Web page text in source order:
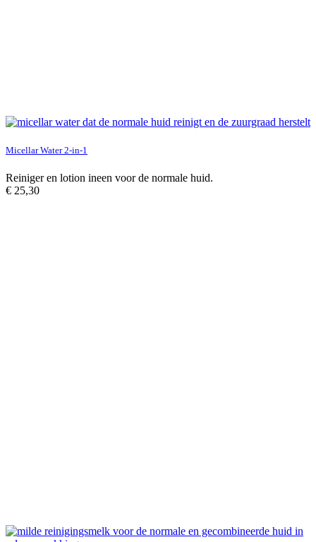
Micellar Water 2-in-1
Reiniger en lotion ineen voor de normale huid.
€ 25,30